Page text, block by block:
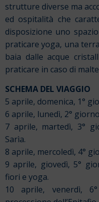
strutture diverse ma
ed ospitalità che
disposizione uno
praticare yoga, una
baia dalle acque
praticare in caso di
SCHEMA DEL VIAGGIO
5 aprile, domenica, 1°
6 aprile, lunedì, 2°
7 aprile, martedì, 3°
Sarìa.
8 aprile, mercoledì, 4°
9 aprile, giovedì, 5°
fiori e yoga.
10 aprile, venerdì,